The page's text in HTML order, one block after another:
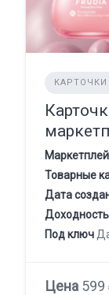
КАРТОЧКИ
Товарные
Дата
Доходность
Под ключ
Цена 599